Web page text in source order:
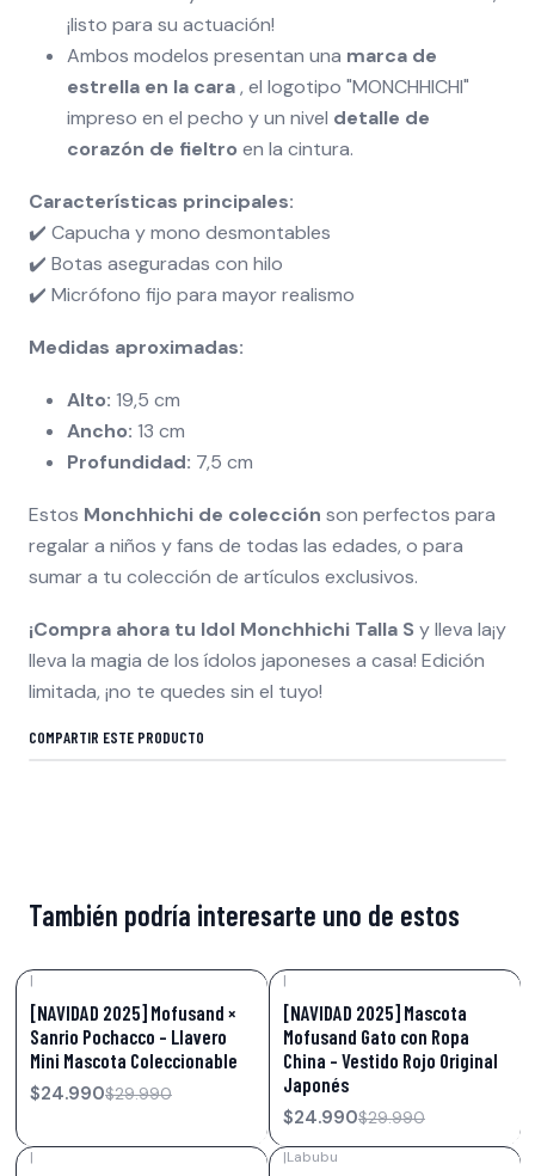
¡listo para su actuación!
Ambos modelos presentan una marca de
estrella en la cara, el logotipo "MONCHHICHI"
impreso en el pecho y un nivel detalle de
corazón de fieltro en la cintura.
Características principales:
✔️ Capucha y mono desmontables
✔️ Botas aseguradas con hilo
✔️ Micrófono fijo para mayor realismo
Medidas aproximadas:
Alto: 19,5 cm
Ancho: 13 cm
Profundidad: 7,5 cm
Estos Monchhichi de colección son perfectos para
regalar a niños y fans de todas las edades, o para
sumar a tu colección de artículos exclusivos.
¡Compra ahora tu Idol Monchhichi Talla S y lleva la¡y
lleva la magia de los ídolos japoneses a casa! Edición
limitada, ¡no te quedes sin el tuyo!
COMPARTIR ESTE PRODUCTO
También podría interesarte uno de estos
|
[NAVIDAD 2025] Mofusand ×
Sanrio Pochacco – Llavero
Mini Mascota Coleccionable
$24.990$29.990
|
[NAVIDAD 2025] Mascota
Mofusand Gato con Ropa
China – Vestido Rojo Original
Japonés
$24.990$29.990
| |Labubu